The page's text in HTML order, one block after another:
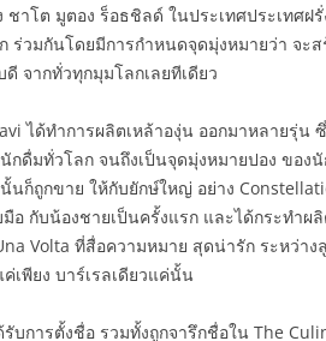
าโต มูตอง ร็อธชิลด์ ในประเทศประเทศฝรั่
ร่วมกันโดยมีการกำหนดจุดมุ่งหมายว่า จะ
จากทั่วทุกมุมโลกเลยทีเดียว
ได้ทำการผลิตเหล้าองุ่น ออกมาหลายรุ่น
กดื่มทั่วโลก จนถึงเป็นจุดมุ่งหมายปอง ของ
นก็ถูกขาย ให้กับยักษ์ใหญ่ อย่าง
อ กับน้องชายเป็นครั้งแรก และได้กระทำผ
Volta ที่สื่อความหมาย สุดน่ารัก ระหว่าง
เพียง บาร์เรลเดียวแค่นั้น
บการตั้งชื่อ รวมทั้งถูกจารึกชื่อใน The